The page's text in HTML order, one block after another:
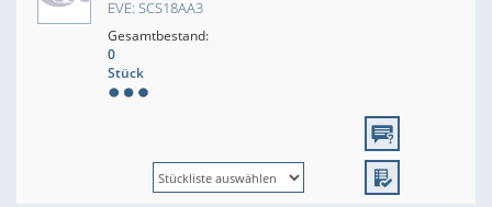
EVE: SCS18AA3
Gesamtbestand:
0
Stück